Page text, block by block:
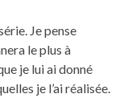
Je pense
le plus à
je lui ai donné
je l’ai réalisée.